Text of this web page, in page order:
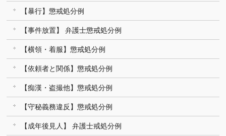
【暴行】懲戒処分例
【事件放置】 弁護士懲戒処分例
【横領・着服】懲戒処分例
【依頼者と関係】懲戒処分例
【痴漢・盗撮他】懲戒処分例
【守秘義務違反】懲戒処分例
【成年後見人】 弁護士戒処分例